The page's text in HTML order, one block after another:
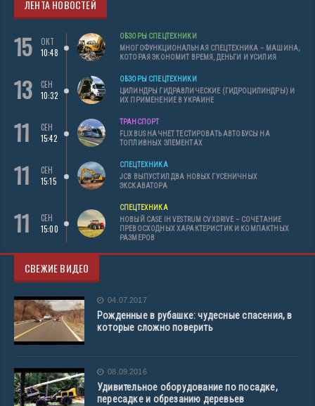
ЛЕНТА НОВОСТЕЙ
15
ОКТ
10:48
ОБЗОРЫ СПЕЦТЕХНИКИ
МНОГОФУНКЦИОНАЛЬНАЯ СПЕЦТЕХНИКА – МАШИНА,
КОТОРАЯ ЭКОНОМИТ ВРЕМЯ, ДЕНЬГИ И УСИЛИЯ
13
СЕН
10:32
ОБЗОРЫ СПЕЦТЕХНИКИ
ЦИЛИНДРЫ ГИДРАВЛИЧЕСКИЕ (ГИДРОЦИЛИНДРЫ) И
ИХ ПРИМЕНЕНИЕ В УКРАИНЕ
11
СЕН
15:42
ТРАНСПОРТ
FLIXBUS НАЧНЕТ ТЕСТИРОВАТЬ АВТОБУСЫ НА
ТОПЛИВНЫХ ЭЛЕМЕНТАХ
11
СЕН
15:15
СПЕЦТЕХНИКА
JCB ВЫПУСТИЛ ДВА НОВЫХ ГУСЕНИЧНЫХ
ЭКСКАВАТОРА
11
СЕН
15:00
СПЕЦТЕХНИКА
НОВЫЙ CASE IH VESTRUM CVXDRIVE – СОЧЕТАНИЕ
ПРЕВОСХОДНЫХ ХАРАКТЕРИСТИК И КОМПАКТНЫХ
РАЗМЕРОВ
СВЕЖИЕ ВИДЕО
04.07.2017
Рожденные в рубашке: чудесные спасения, в
которые сложно поверить
08.09.2016
Удивительное оборудование по посадке,
пересадке и обрезанию деревьев